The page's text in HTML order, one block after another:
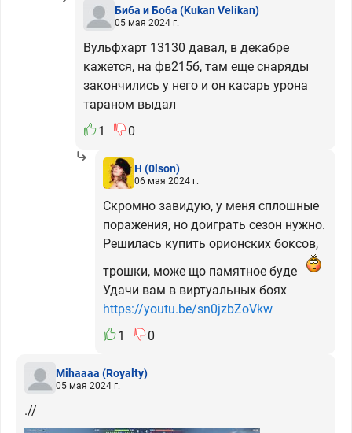
Биба и Боба (Kukan Velikan)
05 мая 2024 г.
Вульфхарт 13130 давал, в декабре
кажется, на фв215б, там еще снаряды
закончились у него и он касарь урона
тараном выдал
1
0
H (0lson)
06 мая 2024 г.
Скромно завидую, у меня сплошные
поражения, но доиграть сезон нужно.
Решилась купить орионских боксов,
трошки, може що памятное буде
Удачи вам в виртуальных боях
https://youtu.be/sn0jzbZoVkw
1
0
Mihaaaa (Royalty)
05 мая 2024 г.
.//